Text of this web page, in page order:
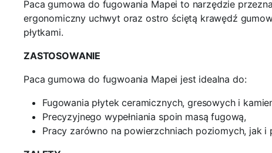
Paca gumowa do fugowania Mapei to narzędzie
ergonomiczny uchwyt oraz ostro ściętą krawędź
płytkami.
ZASTOSOWANIE
Paca gumowa do fugwoania Mapei jest idealna do:
Fugowania płytek ceramicznych, gresowych i
Precyzyjnego wypełniania spoin masą fugową,
Pracy zarówno na powierzchniach poziomych, jak i